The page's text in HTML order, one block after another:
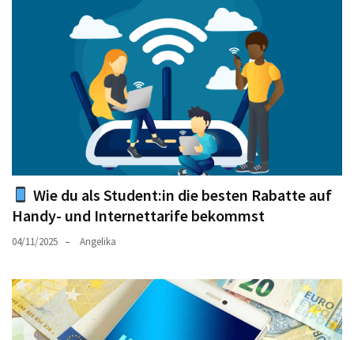
Wie du als Student:in die besten Rabatte auf
Handy- und Internettarife bekommst
04/11/2025 Angelika